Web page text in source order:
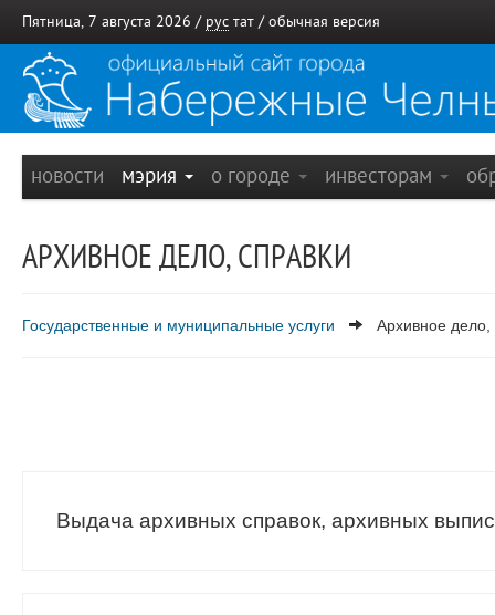
Пятница, 7 августа 2026 / рус тат / обычная версия
новости мэрия о городе инвесторам
АРХИВНОЕ ДЕЛО, СПРАВКИ
Государственные и муниципальные услуги Архивное дело,
Выдача архивных справок, архивных